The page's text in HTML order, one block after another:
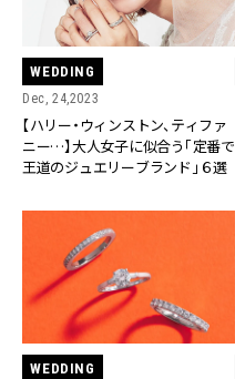
WEDDING
Dec, 24,2023
【ハリー・ウィンストン、ティファ
ニー…】大人女子に似合う「定番で
王道のジュエリーブランド」６選
WEDDING